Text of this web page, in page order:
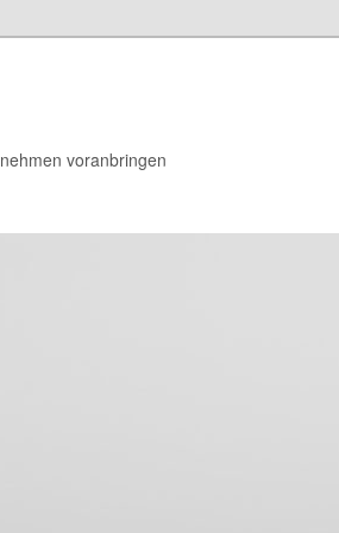
voranbringen